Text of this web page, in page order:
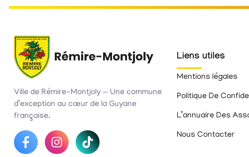
Ville de Rémire-Montjoly — Une commune
d’exception au cœur de la Guyane
française.
Liens utiles
Mentions légales
Politique De
L’annuaire Des
Nous Contacter